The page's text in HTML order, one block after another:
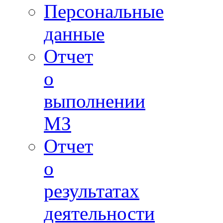
Персональные
данные
Отчет
о
выполнении
МЗ
Отчет
о
результатах
деятельности